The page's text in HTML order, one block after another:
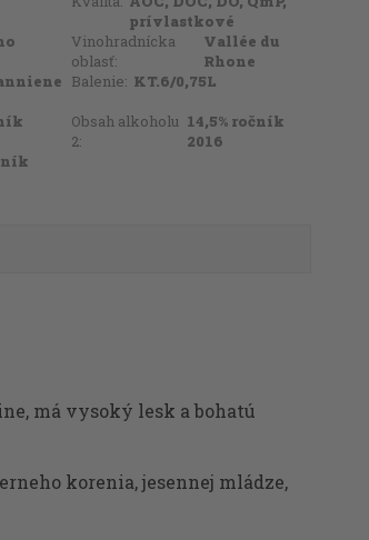
prívlastkové
Vinohradnícka
oblasť:
Vallée du
Rhone
Balenie: KT.6/0,75L
Obsah alkoholu
2:
14,5% ročník
2016
má vysoký lesk a bohatú
korenia, jesennej mládze,